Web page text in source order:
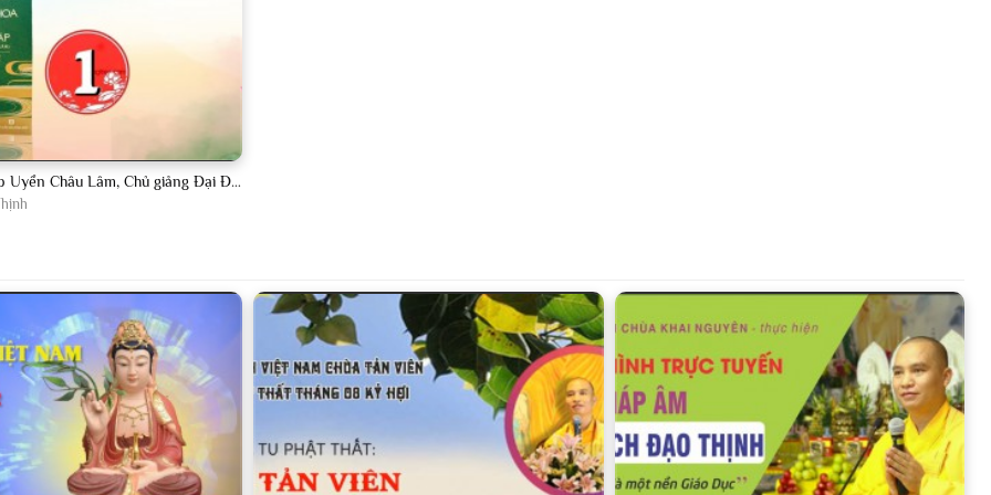
Thịnh
Đạo Thịnh-
Đạo Thịnh-Thầy Thích Đạo Thịnh
Đạo Thịnh Thầy Thích Đạo Thịnh
Thịnh
Thịnh
Đạo Thịnh- Thầy Thích Đạo Thịnh
Đạo Thịnh-Thầy Thích Đạo Thịnh
Thịnh -Thầy Thích Đạo Thịnh
Lược Giảng Pháp Uyển Châu Lâm, Chủ giảng Đại Đức Thích Đạo Thịnh